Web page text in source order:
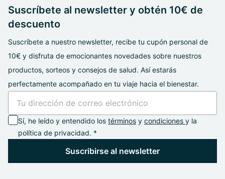
Suscríbete al newsletter y obtén 10€ de
descuento
Suscríbete a nuestro newsletter, recibe tu cupón personal de
10€ y disfruta de emocionantes novedades sobre nuestros
productos, sorteos y consejos de salud. Así estarás
perfectamente acompañado en tu viaje hacia el bienestar.
Sí, he leído y entendido los términos y condiciones y la
política de privacidad. *
Suscribirse al newsletter